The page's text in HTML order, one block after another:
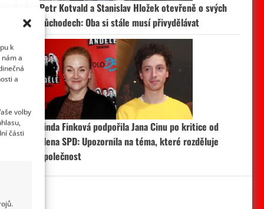
k
a
a
volby
části
Petr Kotvald a Stanislav Hložek otevřeně o svých
důchodech: Oba si stále musí přivydělávat
Linda Finková podpořila Jana Cinu po kritice od
člena SPD: Upozornila na téma, které rozděluje
společnost